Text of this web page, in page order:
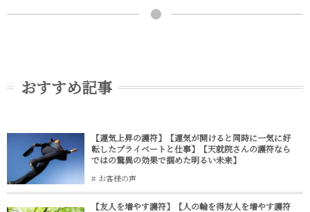
おすすめ記事
【運気上昇の護符】【運気が開けると同時に一気に好
転したプライベートと仕事】【天就院さんの護符なら
ではの驚異の効果で掴めた明るい未来】
お客様の声
【友人を増やす護符】【人の輪を得友人を増やす護符